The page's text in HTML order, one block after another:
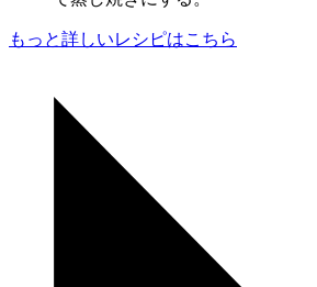
もっと詳しいレシピはこちら